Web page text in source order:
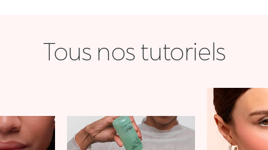
Tous nos tutoriels